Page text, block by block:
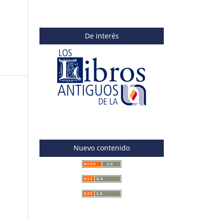
De interés
Nuevo contenido